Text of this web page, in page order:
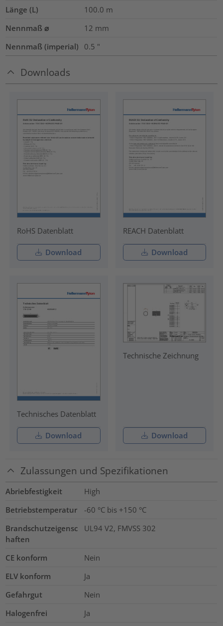
Länge (L) 100.0 m
Nennmaß ⌀
12 mm
Nennmaß (imperial)
0.5 "
Downloads
RoHS Datenblatt
Download
REACH Datenblatt
Download
Technisches Datenblatt
Download
Technische Zeichnung
Download
Zulassungen und Spezifikationen
Abriebfestigkeit
High
Betriebstemperatur
-60 °C bis +150 °C
Brandschutzeigensc
haften
UL94 V2, FMVSS 302
CE konform
Nein
ELV konform
Ja
Gefahrgut
Nein
Halogenfrei
Ja